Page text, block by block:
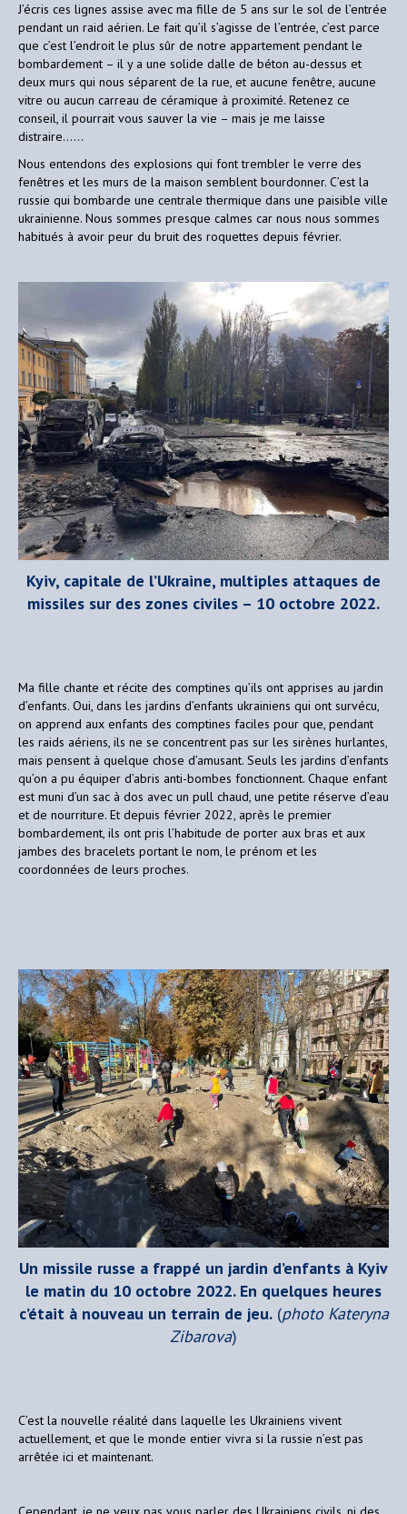
J’écris ces lignes assise avec ma fille de 5 ans sur le sol de l’entrée
pendant un raid aérien. Le fait qu’il s’agisse de l’entrée, c’est parce
que c’est l’endroit le plus sûr de notre appartement pendant le
bombardement – il y a une solide dalle de béton au-dessus et
deux murs qui nous séparent de la rue, et aucune fenêtre, aucune
vitre ou aucun carreau de céramique à proximité. Retenez ce
conseil, il pourrait vous sauver la vie – mais je me laisse
distraire……
Nous entendons des explosions qui font trembler le verre des
fenêtres et les murs de la maison semblent bourdonner. C’est la
russie qui bombarde une centrale thermique dans une paisible ville
ukrainienne. Nous sommes presque calmes car nous nous sommes
habitués à avoir peur du bruit des roquettes depuis février.
Kyiv, capitale de l’Ukraine, multiples attaques de
missiles sur des zones civiles – 10 octobre 2022.
Ma fille chante et récite des comptines qu’ils ont apprises au jardin
d’enfants. Oui, dans les jardins d’enfants ukrainiens qui ont survécu,
on apprend aux enfants des comptines faciles pour que, pendant
les raids aériens, ils ne se concentrent pas sur les sirènes hurlantes,
mais pensent à quelque chose d’amusant. Seuls les jardins d’enfants
qu’on a pu équiper d’abris anti-bombes fonctionnent. Chaque enfant
est muni d’un sac à dos avec un pull chaud, une petite réserve d’eau
et de nourriture. Et depuis février 2022, après le premier
bombardement, ils ont pris l’habitude de porter aux bras et aux
jambes des bracelets portant le nom, le prénom et les
coordonnées de leurs proches.
Un missile russe a frappé un jardin d’enfants à Kyiv
le matin du 10 octobre 2022. En quelques heures
c’était à nouveau un terrain de jeu.(photo Kateryna
Zibarova)
C’est la nouvelle réalité dans laquelle les Ukrainiens vivent
actuellement, et que le monde entier vivra si la russie n’est pas
arrêtée ici et maintenant.